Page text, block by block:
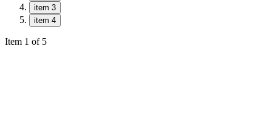
item 3
item 4
Item 1 of 5